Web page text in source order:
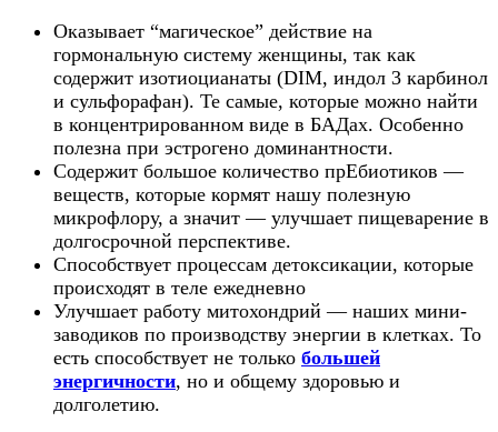
Оказывает “магическое” действие на
гормональную систему женщины, так как
содержит изотиоцианаты (DIM, индол 3 карбинол
и сульфорафан). Те самые, которые можно найти
в концентрированном виде в БАДах. Особенно
полезна при эстрогено доминантности.
Содержит большое количество прЕбиотиков —
веществ, которые кормят нашу полезную
микрофлору, а значит — улучшает пищеварение в
долгосрочной перспективе.
Способствует процессам детоксикации, которые
происходят в теле ежедневно
Улучшает работу митохондрий — наших мини-
заводиков по производству энергии в клетках. То
есть способствует не только большей
энергичности, но и общему здоровью и
долголетию.